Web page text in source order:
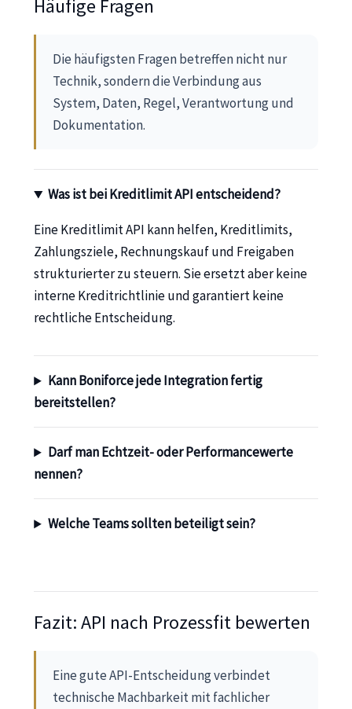
Häufige Fragen
Die häufigsten Fragen betreffen nicht nur
Technik, sondern die Verbindung aus
System, Daten, Regel, Verantwortung und
Dokumentation.
Was ist bei Kreditlimit API entscheidend?
Eine Kreditlimit API kann helfen, Kreditlimits,
Zahlungsziele, Rechnungskauf und Freigaben
strukturierter zu steuern. Sie ersetzt aber keine
interne Kreditrichtlinie und garantiert keine
rechtliche Entscheidung.
Kann Boniforce jede Integration fertig
bereitstellen?
Darf man Echtzeit- oder Performancewerte
nennen?
Welche Teams sollten beteiligt sein?
Fazit: API nach Prozessfit bewerten
Eine gute API-Entscheidung verbindet
technische Machbarkeit mit fachlicher